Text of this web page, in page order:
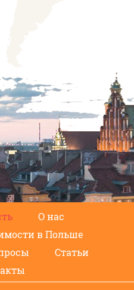
О нас
в Польше
Статьи